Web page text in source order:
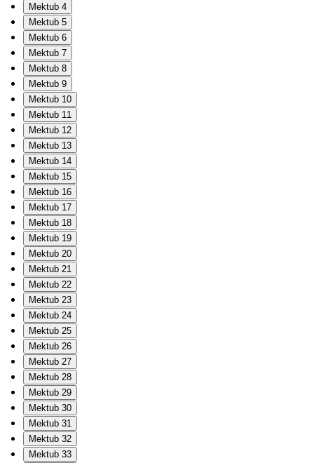
Mektub 4
Mektub 5
Mektub 6
Mektub 7
Mektub 8
Mektub 9
Mektub 10
Mektub 11
Mektub 12
Mektub 13
Mektub 14
Mektub 15
Mektub 16
Mektub 17
Mektub 18
Mektub 19
Mektub 20
Mektub 21
Mektub 22
Mektub 23
Mektub 24
Mektub 25
Mektub 26
Mektub 27
Mektub 28
Mektub 29
Mektub 30
Mektub 31
Mektub 32
Mektub 33